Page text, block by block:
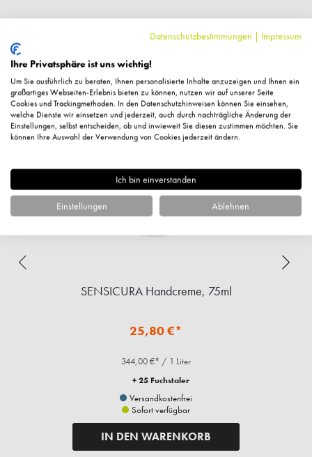
Ähnliche Artikel
SENSICURA Handcreme, 75ml
25,80 €*
344,00 €* / 1 Liter
+ 25 Fuchstaler
Versandkostenfrei
Sofort verfügbar
IN DEN WARENKORB
Datenschutzbestimmungen | Impressum
Ihre Privatsphäre ist uns wichtig!
Um Sie ausführlich zu beraten, Ihnen personalisierte Inhalte anzuzeigen und Ihnen ein
großartiges Webseiten-Erlebnis bieten zu können, nutzen wir auf unserer Seite
Cookies und Trackingmethoden. In den Datenschutzhinweisen können Sie einsehen,
welche Dienste wir einsetzen und jederzeit, auch durch nachträgliche Änderung der
Einstellungen, selbst entscheiden, ob und inwieweit Sie diesen zustimmen möchten. Sie
können Ihre Auswahl der Verwendung von Cookies jederzeit ändern.
Ich bin einverstanden
Einstellungen Ablehnen